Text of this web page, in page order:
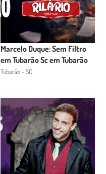
Marcelo Duque: Sem Filtro
em Tubarão Sc em Tubarão
Tubarão - SC